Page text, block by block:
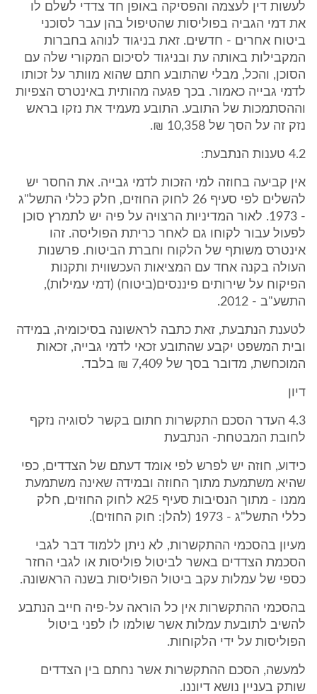
לעשות דין לעצמה והפסיקה באופן חד צדדי לשלם לו
את דמי הגביה בפוליסות שהטיפול בהן עבר לסוכני
ביטוח אחרים - חדשים. זאת בניגוד לנוהג בחברות
המקבילות באותה עת ובניגוד לסיכום המקורי שלה עם
הסוכן, והכל, מבלי שהתובע חתם שהוא מוותר על זכותו
לדמי גבייה כאמור. בכך פגעה מהותית באינטרס הצפיות
וההסתמכות של התובע. התובע מעמיד את נזקו בראש
נזק זה על הסך של 10,358 ₪.
4.2 טענות הנתבעת:
אין קביעה בחוזה למי הזכות לדמי גבייה. את החסר יש
להשלים לפי סעיף 26 לחוק החוזים, חלק כללי התשל"ג
- 1973. לאור המדיניות הרצויה על פיה יש לתמרץ סוכן
לפעול עבור לקוחו גם לאחר כריתת הפוליסה. זהו
אינטרס משותף של הלקוח וחברת הביטוח. פרשנות
העולה בקנה אחד עם המציאות העכשווית ותקנות
הפיקוח על שירותים פיננסים(ביטוח) (דמי עמילות),
התשע"ב - 2012.
לטענת הנתבעת, זאת כתבה לראשונה בסיכומיה, במידה
ובית המשפט יקבע שהתובע זכאי לדמי גבייה, זכאות
המוכחשת, מדובר בסך של 7,409 ₪ בלבד.
דיון
4.3 העדר הסכם התקשרות חתום בקשר לסוגיה נזקף
לחובת המבטחת- הנתבעת
כידוע, חוזה יש לפרש לפי אומד דעתם של הצדדים, כפי
שהיא משתמעת מתוך החוזה ובמידה שאינה משתמעת
ממנו - מתוך הנסיבות סעיף 25א לחוק החוזים, חלק
כללי התשל"ג - 1973 (להלן: חוק החוזים).
מעיון בהסכמי ההתקשרות, לא ניתן ללמוד דבר לגבי
הסכמת הצדדים באשר לביטול פוליסות או לגבי החזר
כספי של עמלות עקב ביטול הפוליסות בשנה הראשונה.
בהסכמי ההתקשרות אין כל הוראה על-פיה חייב הנתבע
להשיב לתובעת עמלות אשר שולמו לו לפני ביטול
הפוליסות על ידי הלקוחות.
למעשה, הסכם ההתקשרות אשר נחתם בין הצדדים
שותק בעניין נושא דיוננו.